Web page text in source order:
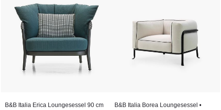
B&B Italia Erica Loungesessel 90 cm
B&B Italia Borea Loungesessel •